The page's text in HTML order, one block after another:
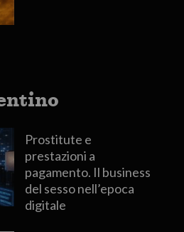
Prostitute e
prestazioni a
pagamento. Il business
del sesso nell’epoca
digitale